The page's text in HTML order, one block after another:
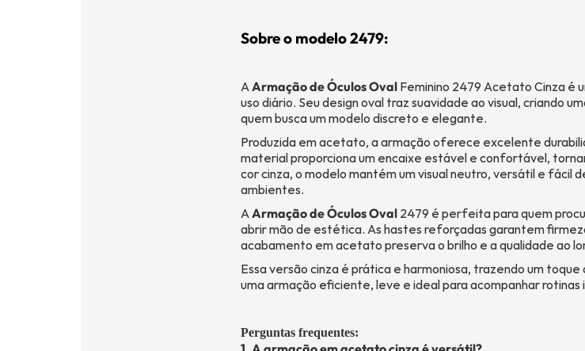
Sobre o modelo 2479:
AArmação de Óculos Oval Feminino 2479 Acetato Cinza é
uso diário. Seu design oval traz suavidade ao visual, criando
quem busca um modelo discreto e elegante.
Produzida em acetato, a armação oferece excelente
material proporciona um encaixe estável e confortável,
cor cinza, o modelo mantém um visual neutro, versátil e fácil
ambientes.
AArmação de Óculos Oval 2479 é perfeita para quem
abrir mão de estética. As hastes reforçadas garantem
acabamento em acetato preserva o brilho e a qualidade ao
Essa versão cinza é prática e harmoniosa, trazendo um
uma armação eficiente, leve e ideal para acompanhar
Perguntas frequentes: